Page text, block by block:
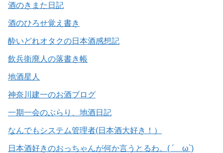
酒のきまた日記
酒のひろせ覚え書き
酔いどれオタクの日本酒感想記
飲兵衛廃人の落書き帳
地酒星人
神奈川建一のお酒ブログ
一期一会のぶらり、地酒日記
なんでもシステム管理者(日本酒大好き！）
日本酒好きのおっちゃんが何か言うとるわ。( ´ ω`)